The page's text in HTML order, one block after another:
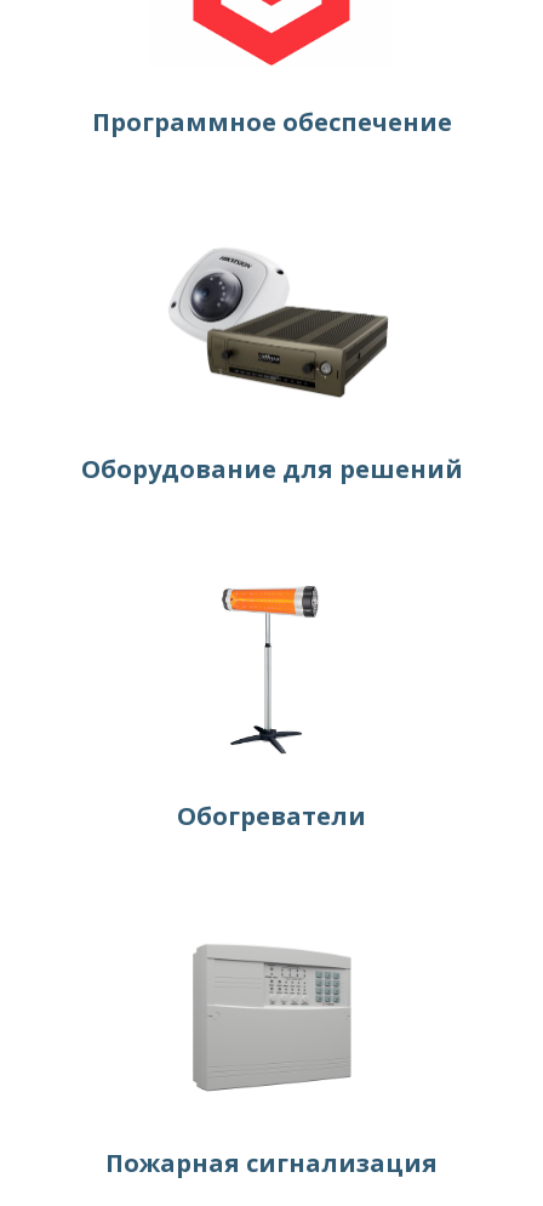
Программное обеспечение
Оборудование для решений
Обогреватели
Пожарная сигнализация